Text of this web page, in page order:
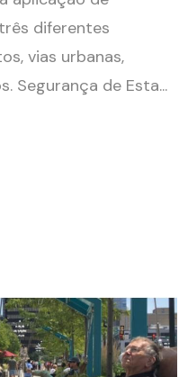
diferentes
vias urbanas,
Segurança de Esta...